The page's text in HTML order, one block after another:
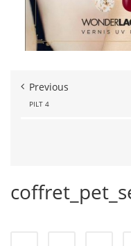
Previous
PILT 4